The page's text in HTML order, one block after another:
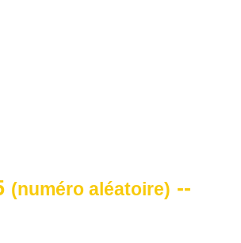
(numéro aléatoire) --